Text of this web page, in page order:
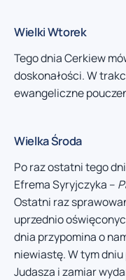
Wielki Wtorek
Tego dnia Cerkiew
doskonałości. W
ewangeliczne
Wielka Środa
Po raz ostatni tego
Efrema Syryjczyka –
Ostatni raz
uprzednio
dnia przypomina o
niewiastę. W tym
Judasza i zamiar